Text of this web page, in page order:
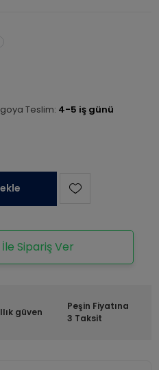
Teslim: 4-5 iş günü
Sipariş Ver
güven
Peşin Fiyatına
3 Taksit